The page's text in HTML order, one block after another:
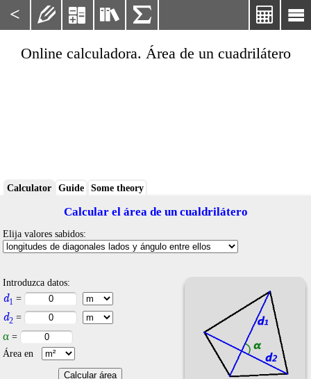
< 

   
Online calculadora. Área de un cuadrilátero
Calculator Guide Some theory
Calcular el área de un cualdrilátero
Elija valores sabidos:
Introduzca datos:
d1 =
d2 =
α =
Área en